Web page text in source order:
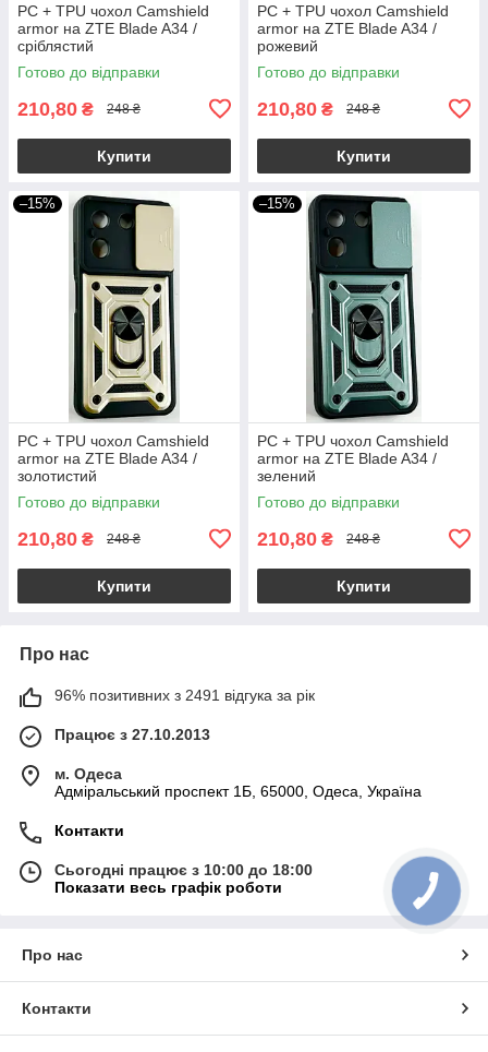
PC + TPU чохол Camshield
armor на ZTE Blade A34 /
сріблястий
Готово до відправки
210,80 ₴ 248 ₴
Купити
PC + TPU чохол Camshield
armor на ZTE Blade A34 /
рожевий
Готово до відправки
210,80 ₴ 248 ₴
Купити
–15%
PC + TPU чохол Camshield
armor на ZTE Blade A34 /
золотистий
Готово до відправки
210,80 ₴ 248 ₴
Купити
–15%
PC + TPU чохол Camshield
armor на ZTE Blade A34 /
зелений
Готово до відправки
210,80 ₴ 248 ₴
Купити
Про нас
96% позитивних з 2491 відгука за рік
Працює з 27.10.2013
м. Одеса
Адміральський проспект 1Б, 65000, Одеса, Україна
Контакти
Сьогодні працює з 10:00 до 18:00
Показати весь графік роботи
Про нас
Контакти